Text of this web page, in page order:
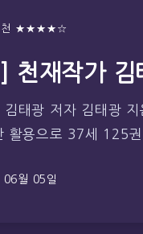
천 ★★★★☆
] 천재작가
김태광 저자 김태광
활용으로 37세 125
06월 05일